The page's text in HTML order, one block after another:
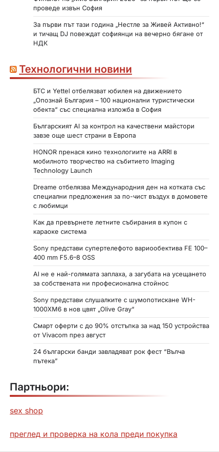
проведе извън София
За първи път тази година „Нестле за Живей Активно!“
и тичащ DJ повеждат софиянци на вечерно бягане от
НДК
Технологични новини
БТС и Yettel отбелязват юбилея на движението
„Опознай България – 100 национални туристически
обекта“ със специална изложба в София
Българският AI за контрол на качествени майстори
завзе още шест страни в Европа
HONOR пренася кино технологиите на ARRI в
мобилното творчество на събитието Imaging
Technology Launch
Dreame отбелязва Международния ден на котката със
специални предложения за по-чист въздух в домовете
с любимци
Как да превърнете летните събирания в купон с
караоке система
Sony представи супертелефото вариообектива FE 100–
400 mm F5.6–8 OSS
AI не е най-голямата заплаха, а загубата на усещането
за собствената ни професионална стойнос
Sony представи слушалките с шумопотискане WH-
1000XM6 в нов цвят „Olive Gray“
Смарт оферти с до 90% отстъпка за над 150 устройства
от Vivacom през август
24 български банди завладяват рок фест “Вълча
пътека”
Партньори:
sex shop
преглед и проверка на кола преди покупка